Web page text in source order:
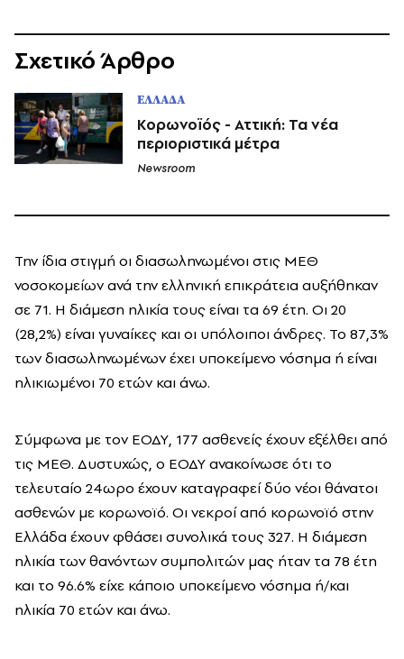
Σχετικό Άρθρο
ΕΛΛΑΔΑ
Κορωνοϊός - Αττική: Τα νέα
περιοριστικά μέτρα
Newsroom
Την ίδια στιγμή οι διασωληνωμένοι στις ΜΕΘ
νοσοκομείων ανά την ελληνική επικράτεια αυξήθηκαν
σε 71. Η διάμεση ηλικία τους είναι τα 69 έτη. Οι 20
(28,2%) είναι γυναίκες και οι υπόλοιποι άνδρες. To 87,3%
των διασωληνωμένων έχει υποκείμενο νόσημα ή είναι
ηλικιωμένοι 70 ετών και άνω.
Σύμφωνα με τον ΕΟΔΥ, 177 ασθενείς έχουν εξέλθει από
τις ΜΕΘ. Δυστυχώς, ο ΕΟΔΥ ανακοίνωσε ότι το
τελευταίο 24ωρο έχουν καταγραφεί δύο νέοι θάνατοι
ασθενών με κορωνοϊό. Οι νεκροί από κορωνοϊό στην
Ελλάδα έχουν φθάσει συνολικά τους 327. Η διάμεση
ηλικία των θανόντων συμπολιτών μας ήταν τα 78 έτη
και το 96.6% είχε κάποιο υποκείμενο νόσημα ή/και
ηλικία 70 ετών και άνω.